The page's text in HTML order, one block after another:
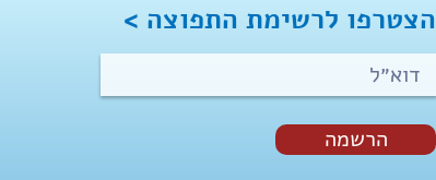
הצטרפו לרשימת התפוצה >
הרשמה